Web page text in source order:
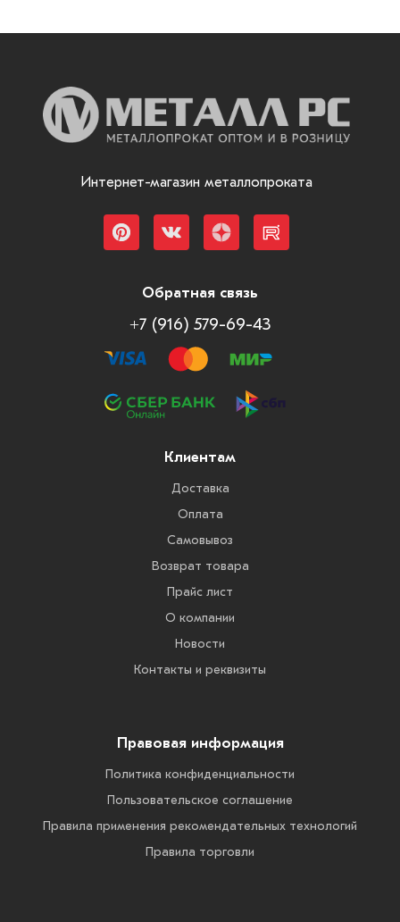
Интернет-магазин металлопроката
Обратная связь
+7 (916) 579-69-43
Клиентам
Доставка
Оплата
Самовывоз
Возврат товара
Прайс лист
О компании
Новости
Контакты и реквизиты
Правовая информация
Политика конфиденциальности
Пользовательское соглашение
Правила применения рекомендательных технологий
Правила торговли